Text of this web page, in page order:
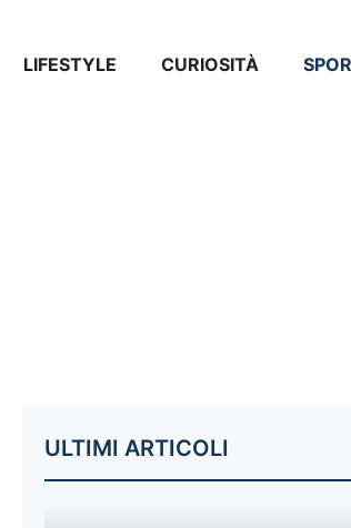
LIFESTYLE CURIOSITÀ
ULTIMI ARTICOLI